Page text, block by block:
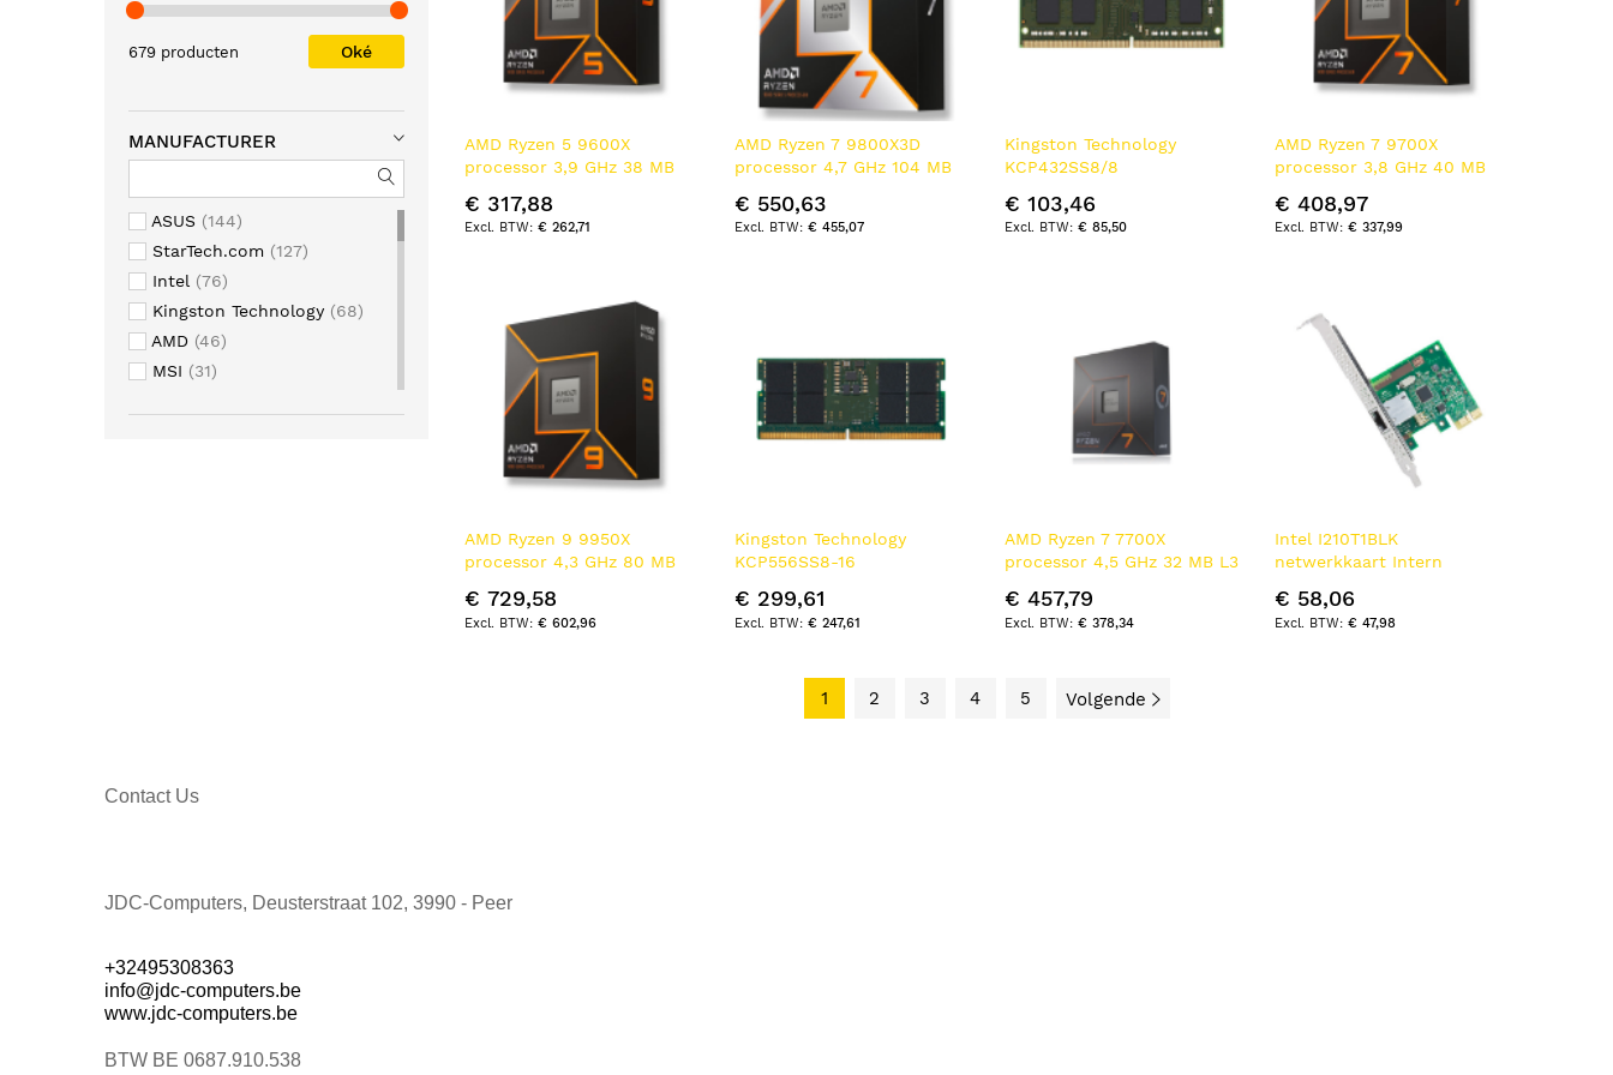
AMD Ryzen 5 9600X
processor 3,9 GHz 38 MB
€ 317,88
€ 262,71
AMD Ryzen 7 9800X3D
processor 4,7 GHz 104 MB
€ 550,63
€ 455,07
Kingston Technology
KCP432SS8/8
GB DDR4 3200 MT/s
€ 103,46
€ 85,50
AMD Ryzen 7 9700X
processor 3,8 GHz 40 MB
€ 408,97
€ 337,99
AMD Ryzen 9 9950X
processor 4,3 GHz 80 MB
€ 729,58
€ 602,96
Kingston Technology
KCP556SS8-16
16 GB DDR5 5600 MT/s 262-
pin SO-DIMM
€ 299,61
€ 247,61
AMD Ryzen 7 7700X
processor 4,5 GHz 32 MB L3
€ 457,79
€ 378,34
Intel I210T1BLK
netwerkkaart Intern
€ 58,06
€ 47,98
1 2 3 4 5 Volgende
679 producten Oké
MANUFACTURER
ASUS
144
StarTech.com
127
Intel
76
Kingston Technology
68
AMD 46
MSI
31
Cisco
Eaton
2
APC
1
Belkin
1
DICOTA
1
Contact Us
JDC-Computers, Deusterstraat 102, 3990 - Peer
+32495308363
info@jdc-computers.be
www.jdc-computers.be
BTW BE 0687.910.538